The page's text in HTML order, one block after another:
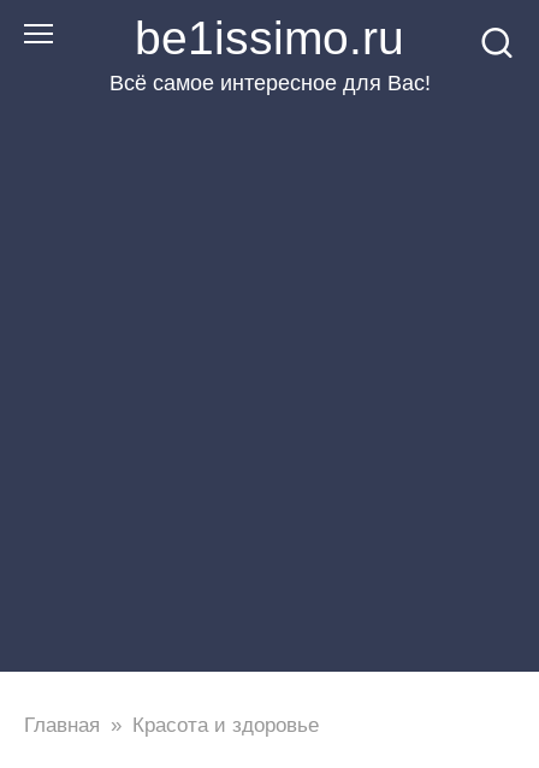
Перейти
be1issimo.ru
Всё самое интересное для Вас!
Главная » Красота и здоровье